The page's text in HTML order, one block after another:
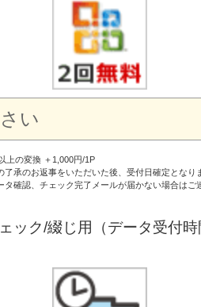
上の変換 ＋1,000円/1P
了承のお返事をいただいた後、受付日確定となり
タ確認、チェック完了メールが届かない場合はご
ック/綴じ用（データ受付